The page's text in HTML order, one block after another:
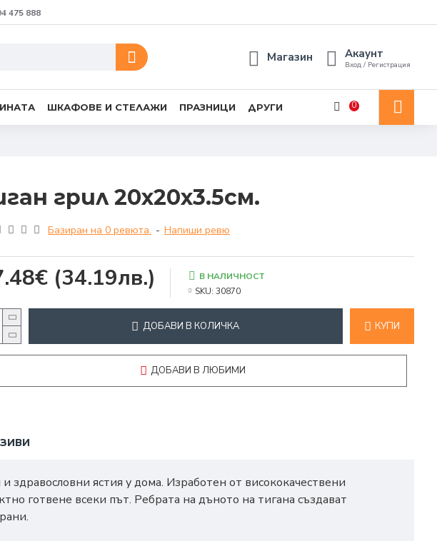
475 888
Магазин Акаунт
Вход / Регистрация
ШКАФОВЕ И СТЕЛАЖИ ПРАЗНИЦИ ДРУГИ 0
грил 20х20х3.5см.
Базиран на 0 ревюта. - Напиши ревю
(34.19лв.)
В НАЛИЧНОСТ
SKU: 30870
ДОБАВИ В КОЛИЧКА КУПИ
ДОБАВИ В ЛЮБИМИ
ястия у дома. Изработен от висококачествени
готвене всеки път. Ребрата на дъното на тигана създават